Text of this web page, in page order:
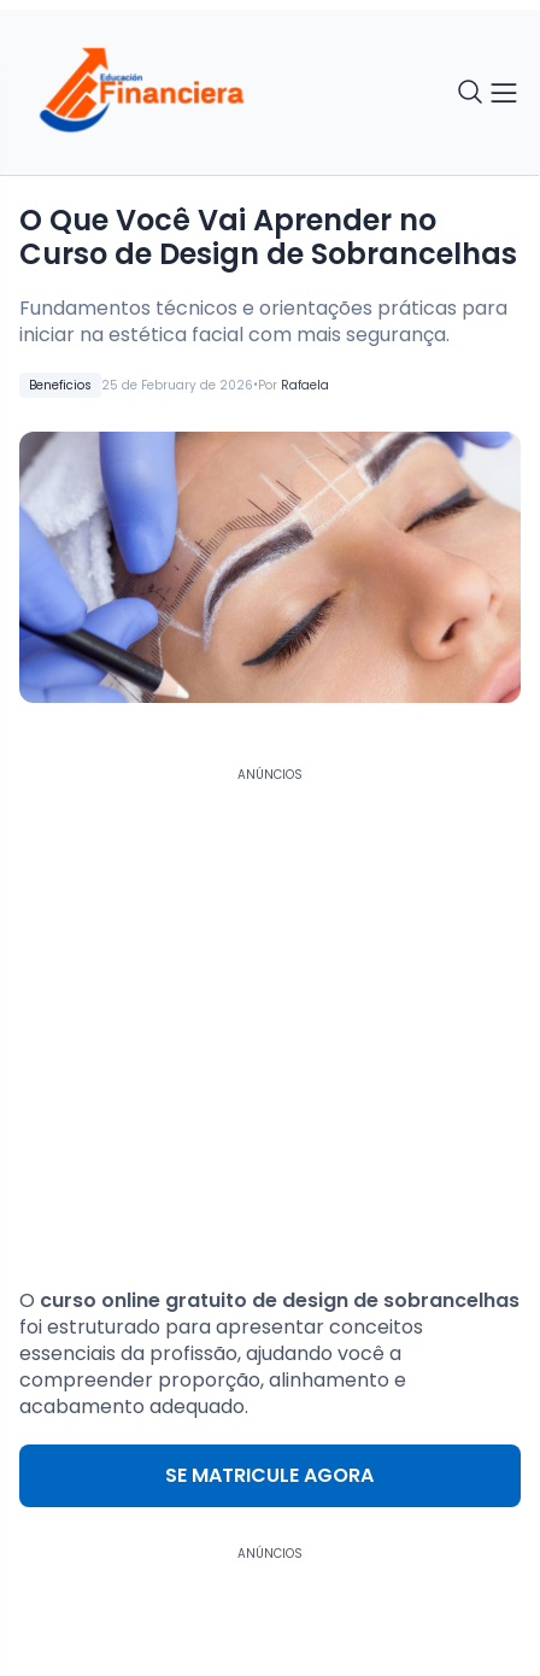
Beneficios 25 de February de 2026•Por Rafaela
O Que Você Vai Aprender no
Curso de Design de Sobrancelhas
Fundamentos técnicos e orientações práticas para
iniciar na estética facial com mais segurança.
ANÚNCIOS
O curso online gratuito de design de sobrancelhas
foi estruturado para apresentar conceitos
essenciais da profissão, ajudando você a
compreender proporção, alinhamento e
acabamento adequado.
SE MATRICULE AGORA
ANÚNCIOS